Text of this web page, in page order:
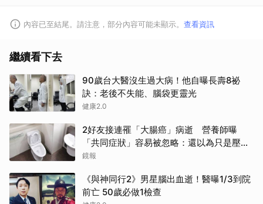
內容已至結尾。請注意，部分內容可能未顯示。 查看資訊
繼續看下去
90歲台大醫沒生過大病！他自曝長壽8祕
訣：老後不失能、腦袋更靈光
健康2.0
2好友接連罹「大腸癌」病逝 營養師曝
「共同症狀」容易被忽略：還以為只是壓力
大
鏡報
《與神同行2》男星腦出血逝！醫曝1/3到院
前亡 50歲必做1檢查